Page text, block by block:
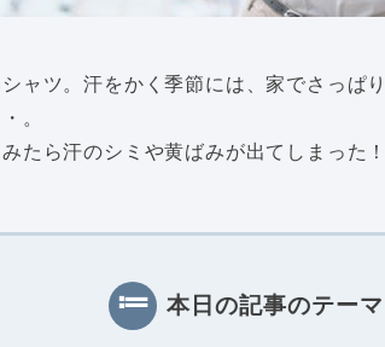
ャツ。汗をかく季節には、家でさっぱ
。
たら汗のシミや黄ばみが出てしまった
本日の記事のテーマ